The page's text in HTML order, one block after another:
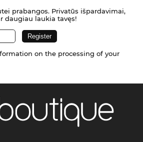
prabangos. Privatūs išpardavimai,
daugiau laukia tavęs!
on the processing of your